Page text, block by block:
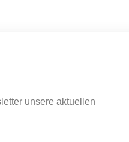
unsere aktuellen